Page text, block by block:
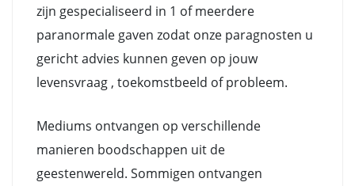
zijn gespecialiseerd in 1 of meerdere
paranormale gaven zodat onze paragnosten u
gericht advies kunnen geven op jouw
levensvraag , toekomstbeeld of probleem.
Mediums ontvangen op verschillende
manieren boodschappen uit de
geestenwereld. Sommigen ontvangen